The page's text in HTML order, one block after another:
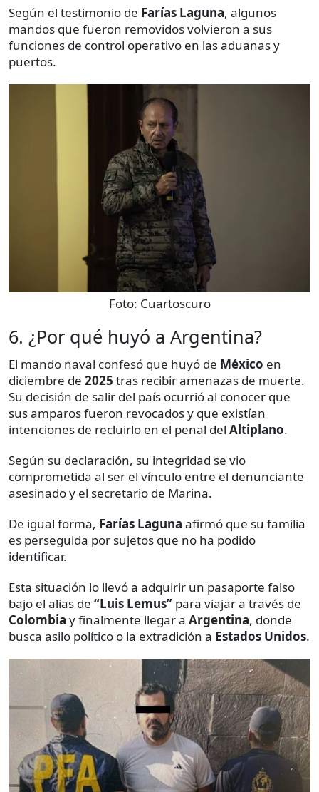
Según el testimonio de Farías Laguna, algunos
mandos que fueron removidos volvieron a sus
funciones de control operativo en las aduanas y
puertos.
Foto: Cuartoscuro
6. ¿Por qué huyó a Argentina?
El mando naval confesó que huyó de México en
diciembre de 2025 tras recibir amenazas de muerte.
Su decisión de salir del país ocurrió al conocer que
sus amparos fueron revocados y que existían
intenciones de recluirlo en el penal del Altiplano.
Según su declaración, su integridad se vio
comprometida al ser el vínculo entre el denunciante
asesinado y el secretario de Marina.
De igual forma, Farías Laguna afirmó que su familia
es perseguida por sujetos que no ha podido
identificar.
Esta situación lo llevó a adquirir un pasaporte falso
bajo el alias de “Luis Lemus” para viajar a través de
Colombia y finalmente llegar a Argentina, donde
busca asilo político o la extradición a Estados Unidos.